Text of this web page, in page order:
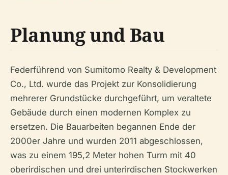
Planung und Bau
Federführend von Sumitomo Realty & Development
Co., Ltd. wurde das Projekt zur Konsolidierung
mehrerer Grundstücke durchgeführt, um veraltete
Gebäude durch einen modernen Komplex zu
ersetzen. Die Bauarbeiten begannen Ende der
2000er Jahre und wurden 2011 abgeschlossen,
was zu einem 195,2 Meter hohen Turm mit 40
oberirdischen und drei unterirdischen Stockwerken